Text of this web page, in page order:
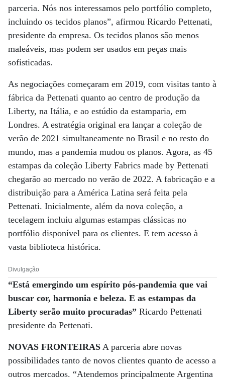
parceria. Nós nos interessamos pelo portfólio completo,
incluindo os tecidos planos”, afirmou Ricardo Pettenati,
presidente da empresa. Os tecidos planos são menos
maleáveis, mas podem ser usados em peças mais
sofisticadas.
As negociações começaram em 2019, com visitas tanto à
fábrica da Pettenati quanto ao centro de produção da
Liberty, na Itália, e ao estúdio da estamparia, em
Londres. A estratégia original era lançar a coleção de
verão de 2021 simultaneamente no Brasil e no resto do
mundo, mas a pandemia mudou os planos. Agora, as 45
estampas da coleção Liberty Fabrics made by Pettenati
chegarão ao mercado no verão de 2022. A fabricação e a
distribuição para a América Latina será feita pela
Pettenati. Inicialmente, além da nova coleção, a
tecelagem incluiu algumas estampas clássicas no
portfólio disponível para os clientes. E tem acesso à
vasta biblioteca histórica.
Divulgação
“Está emergindo um espírito pós-pandemia que vai
buscar cor, harmonia e beleza. E as estampas da
Liberty serão muito procuradas” Ricardo Pettenati
presidente da Pettenati.
NOVAS FRONTEIRAS A parceria abre novas
possibilidades tanto de novos clientes quanto de acesso a
outros mercados. “Atendemos principalmente Argentina